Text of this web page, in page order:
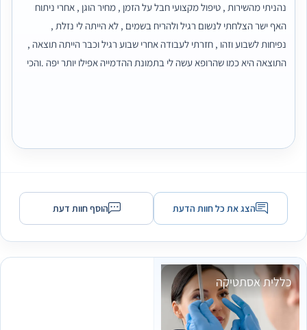
נהניתי מהשירות , טיפול מקצועי חבל על הזמן , מחיר הוגן , אחרי ניתוח
האף ישר הצלחתי לנשום רגיל ולהריח בשמים , לא הייתה לי נזלת ,
נפיחות לשבוע וזהו , חזרתי לעבודה אחרי שבוע רגיל וכבר הייתה תוצאה ,
התוצאה היא כמו שהרופא עשה לי בתמונת ההדמייה אפילו יותר יפה .והכי
הצג את כל חוות הדעת הוסף חוות דעת
כללית אסתטיקה